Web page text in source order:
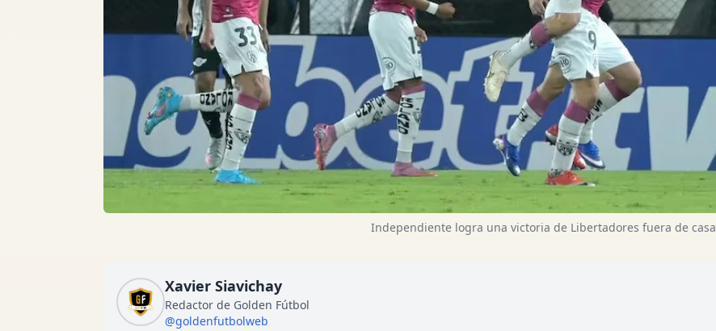
Independiente logra una victoria de Libertadores fuera de casa
Xavier Siavichay
Redactor de Golden Fútbol
@goldenfutbolweb